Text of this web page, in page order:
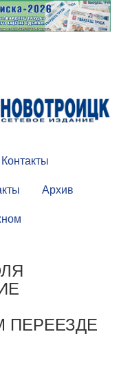
Контакты
Архив